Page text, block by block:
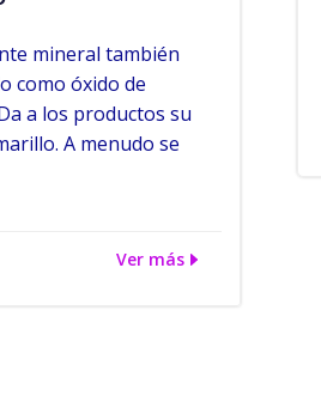
mineral también
como óxido de
a los productos su
A menudo se
Ver más